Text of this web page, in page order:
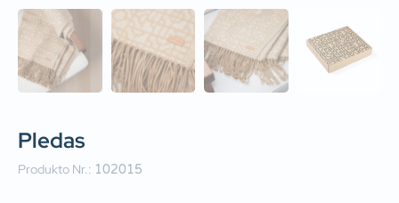
Pledas
Produkto Nr.: 102015